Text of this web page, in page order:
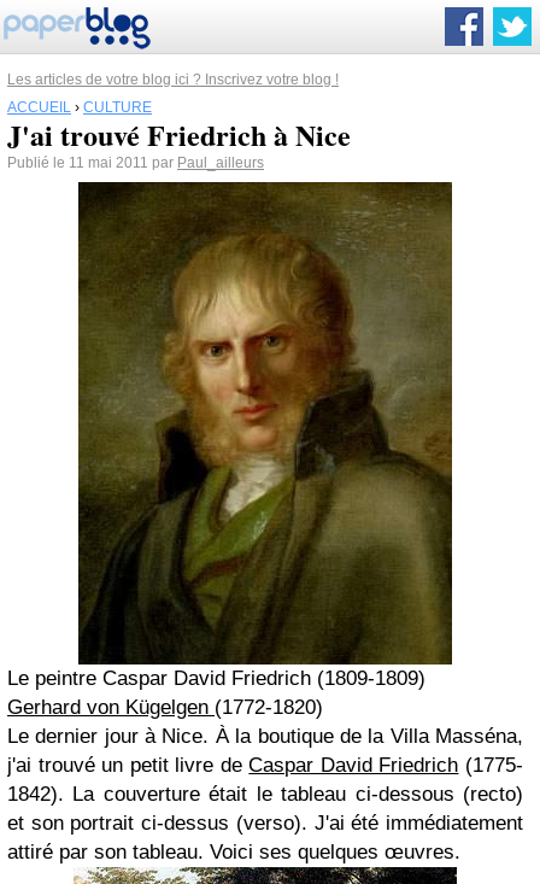
Les articles de votre blog ici ? Inscrivez votre blog !
ACCUEIL › CULTURE
J'ai trouvé Friedrich à Nice
Publié le 11 mai 2011 par Paul_ailleurs
Le peintre Caspar David Friedrich (1809-1809)
Gerhard von Kügelgen (1772-1820)
Le dernier jour à Nice. À la boutique de la Villa Masséna,
j'ai trouvé un petit livre deCaspar David Friedrich (1775-
1842). La couverture était le tableau ci-dessous (recto)
et son portrait ci-dessus (verso). J'ai été immédiatement
attiré par son tableau. Voici ses quelques œuvres.